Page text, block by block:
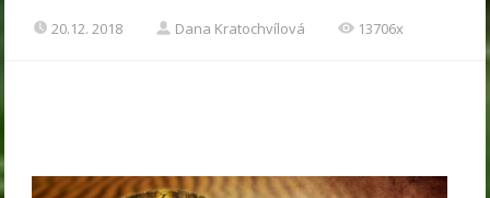
20.12. 2018 Dana Kratochvílová 13706x